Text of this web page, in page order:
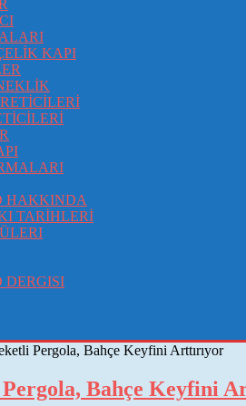
KAPI
HAKKINDA
TARİHLERİ
DERGISI
Pergola, Bahçe Keyfini Arttırıyor
Bahçe Keyfini